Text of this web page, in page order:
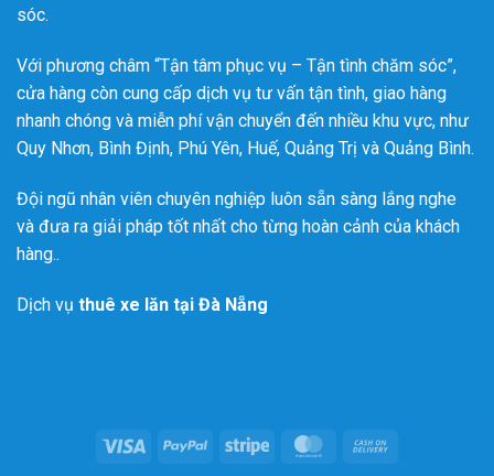
sóc.
Với phương châm “Tận tâm phục vụ – Tận tình chăm sóc”,
cửa hàng còn cung cấp dịch vụ tư vấn tận tình, giao hàng
nhanh chóng và miễn phí vận chuyển đến nhiều khu vực, như
Quy Nhơn, Bình Định, Phú Yên, Huế, Quảng Trị và Quảng Bình.
Đội ngũ nhân viên chuyên nghiệp luôn sẵn sàng lắng nghe
và đưa ra giải pháp tốt nhất cho từng hoàn cảnh của khách
hàng..
Dịch vụ thuê xe lăn tại Đà Nẵng
Visa PayPal Stripe MasterCard